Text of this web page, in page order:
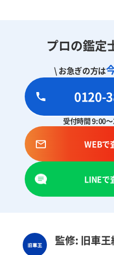
プロの鑑定
\ お急ぎの方は
0120-
受付時間 9:00
WEBで
LINEで
監修: 旧車